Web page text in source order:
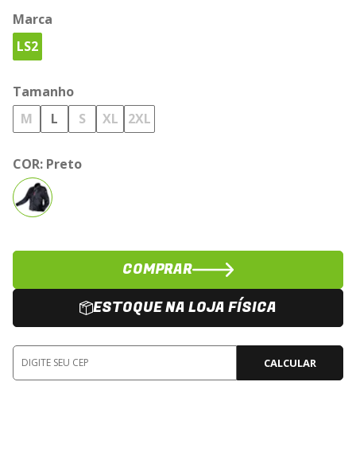
Marca
LS2
Tamanho
M
L S XL 2XL
COR: Preto
COMPRAR
ESTOQUE NA LOJA FÍSICA
CALCULAR